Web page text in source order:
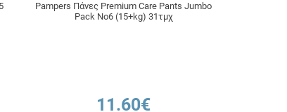
Pampers Πάνες Premium Care Pants Jumbo
Pack Νo6 (15+kg) 31τμχ
11.60€